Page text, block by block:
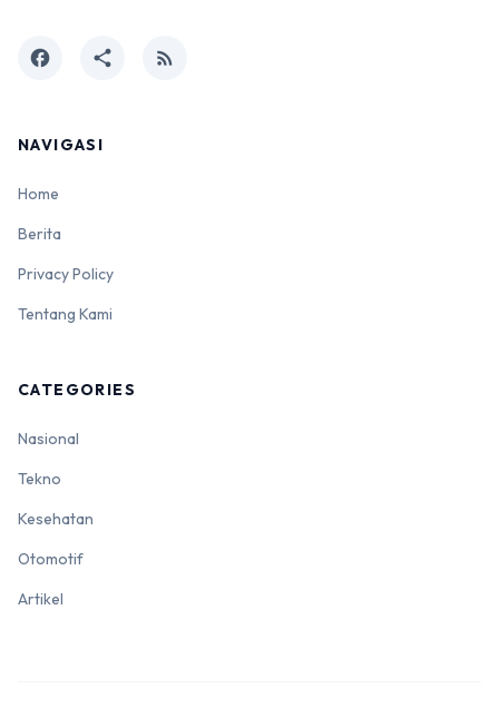
facebook share rss_feed
NAVIGASI
Home
Berita
Privacy Policy
Tentang Kami
CATEGORIES
Nasional
Tekno
Kesehatan
Otomotif
Artikel